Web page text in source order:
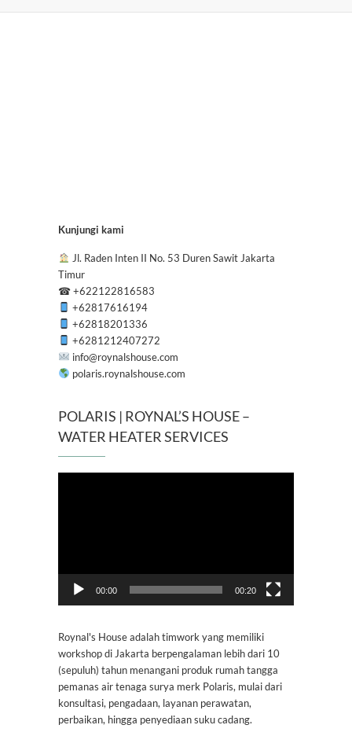
Kunjungi kami
Jl. Raden Inten II No. 53 Duren Sawit Jakarta
Timur
☎+622122816583
+62817616194
+62818201336
+6281212407272
info@roynalshouse.com
polaris.roynalshouse.com
POLARIS | ROYNAL’S HOUSE –
WATER HEATER SERVICES
00:00 00:20
Roynal's House adalah timwork yang memiliki
workshop di Jakarta berpengalaman lebih dari 10
(sepuluh) tahun menangani produk rumah tangga
pemanas air tenaga surya merk Polaris, mulai dari
konsultasi, pengadaan, layanan perawatan,
perbaikan, hingga penyediaan suku cadang.